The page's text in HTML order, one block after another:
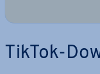
TikTok-